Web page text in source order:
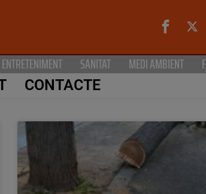
ENTRETENIMENT SANITAT MEDI AMBIENT
CONTACTE